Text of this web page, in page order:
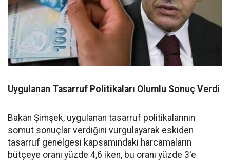
Uygulanan Tasarruf Politikaları Olumlu Sonuç Verdi
Bakan Şimşek, uygulanan tasarruf politikalarının
somut sonuçlar verdiğini vurgulayarak eskiden
tasarruf genelgesi kapsamındaki harcamaların
bütçeye oranı yüzde 4,6 iken, bu oranı yüzde 3'e